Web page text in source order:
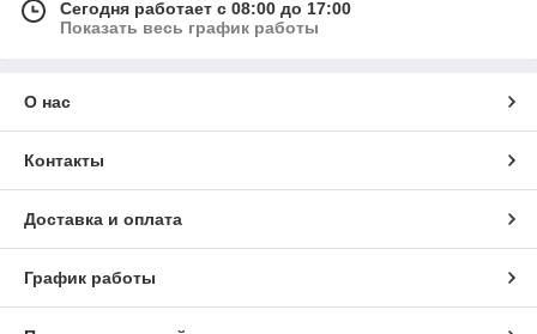
Сегодня работает с 08:00 до 17:00
Показать весь график работы
О нас
Контакты
Доставка и оплата
График работы